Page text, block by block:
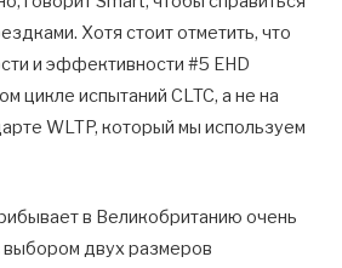
Хотя стоит отметить, что
и эффективности #5 EHD
цикле испытаний CLTC, а не на
WLTP, который мы используем
в Великобританию очень
выбором двух размеров